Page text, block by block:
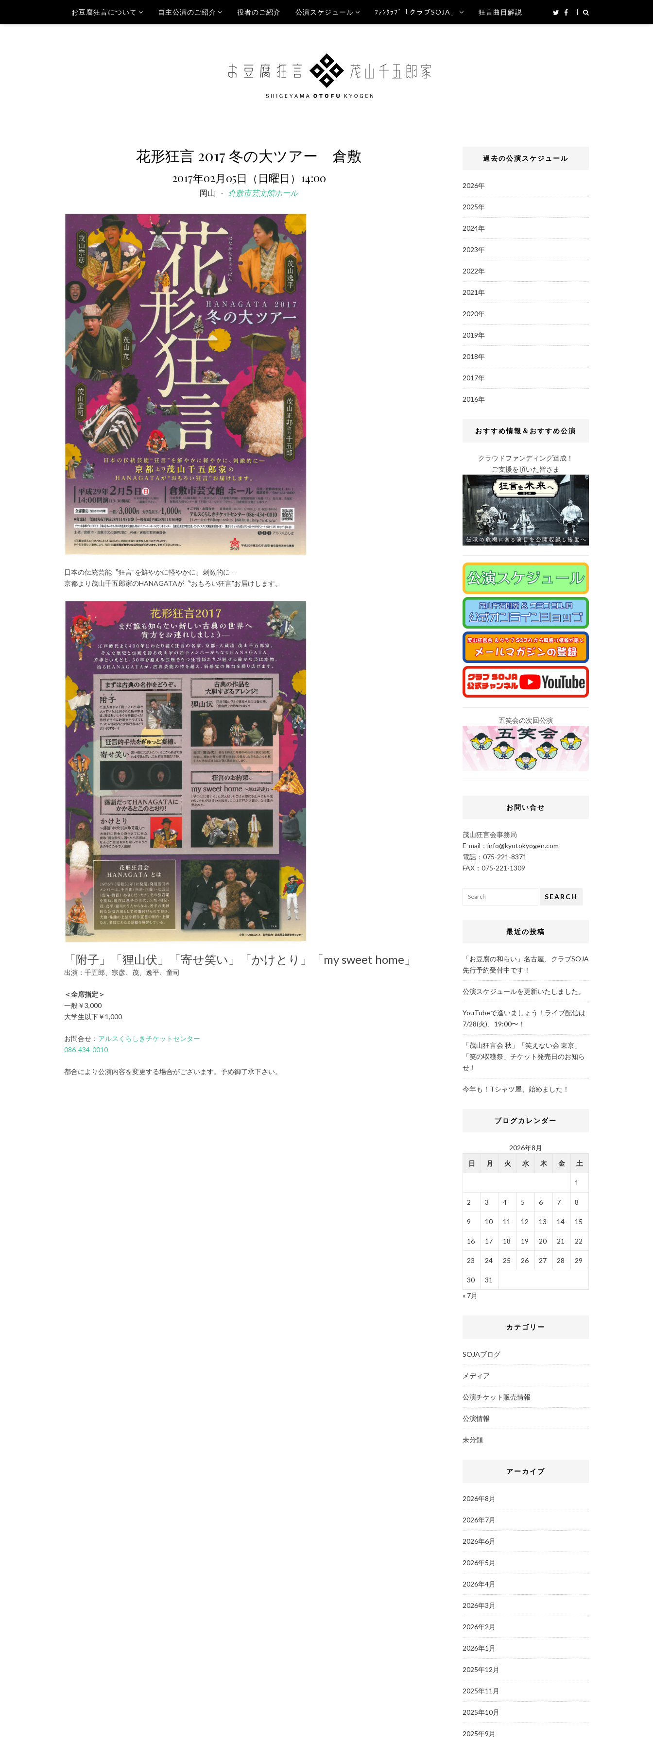
お豆腐狂言について 自主公演のご紹介 役者のご紹介 公演スケジュール ﾌｧﾝｸﾗﾌﾞ「クラブSOJA」 狂言曲目解説
花形狂言 2017 冬の大ツアー 倉敷
2017年02月05日（日曜日）14:00
岡山 倉敷市芸文館ホール
日本の伝統芸能〝狂言”を鮮やかに軽やかに、刺激的に―
京都より茂山千五郎家のHANAGATAが〝おもろい狂言”お届けします。
「附子」「狸山伏」「寄せ笑い」「かけとり」「my sweet home」
出演：千五郎、宗彦、茂、逸平、童司
＜全席指定＞
一般￥3,000
大学生以下￥1,000
お問合せ： アルスくらしきチケットセンター
086-434-0010
都合により公演内容を変更する場合がございます。予め御了承下さい。
過去の公演スケジュール
2026年
2025年
2024年
2023年
2022年
2021年
2020年
2019年
2018年
2017年
2016年
おすすめ情報＆おすすめ公演
クラウドファンディング達成！
ご支援を頂いた皆さま
五笑会の次回公演
お問い合せ
茂山狂言会事務局
E-mail： info@kyotokyogen.com
電話： 075-221-8371
FAX：075-221-1309
SEARCH
最近の投稿
「お豆腐の和らい」名古屋、クラブSOJA
先行予約受付中です！
公演スケジュールを更新いたしました。
YouTubeで逢いましょう！ライブ配信は
7/28(火)、19:00〜！
「茂山狂言会 秋」「笑えない会 東京」
「笑の収穫祭」チケット発売日のお知ら
せ！
今年も！Tシャツ屋、始めました！
ブログカレンダー
2026年8月
日
月 火 水 木 金 土
1
2 3 4 5 6 7 8
9 10 11 12 13 14 15
16 17 18 19 20 21 22
23 24 25 26 27 28 29
30
31
« 7月
カテゴリー
SOJAブログ
メディア
公演チケット販売情報
公演情報
未分類
アーカイブ
2026年8月
2026年7月
2026年6月
2026年5月
2026年4月
2026年3月
2026年2月
2026年1月
2025年12月
2025年11月
2025年10月
2025年9月